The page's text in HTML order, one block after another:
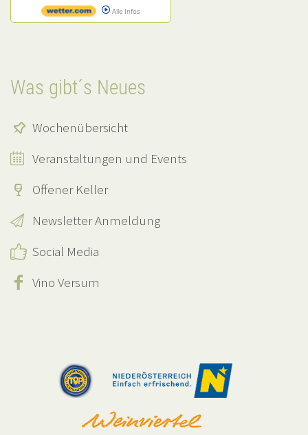
Alle Infos
Was gibt´s Neues
Wochenübersicht
Veranstaltungen und Events
Offener Keller
Newsletter Anmeldung
Social Media
Vino Versum